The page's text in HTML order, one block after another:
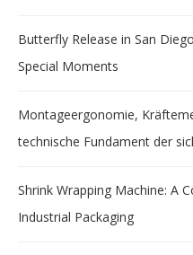
Butterfly Release in San
Special Moments
Montageergonomie,
technische Fundament der
Shrink Wrapping Machine: A
Industrial Packaging